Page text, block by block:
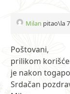
Milan pitao\la
Poštovani,
prilikom
je nakon
Srdačan